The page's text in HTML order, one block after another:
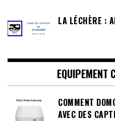
LA LÉCHÈRE :
EQUIPEMENT
COMMENT
AVEC DES